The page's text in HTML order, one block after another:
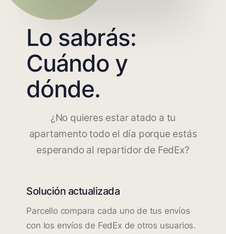
Lo sabrás:
Cuándo y
dónde.
¿No quieres estar atado a tu
apartamento todo el día porque estás
esperando al repartidor de FedEx?
Solución actualizada
Parcello compara cada uno de tus envíos
con los envíos de FedEx de otros usuarios.